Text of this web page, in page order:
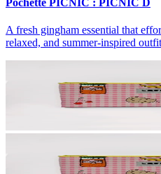
Pochette PICNIC : PICNIC D
A fresh gingham essential that
relaxed, and summer-inspired